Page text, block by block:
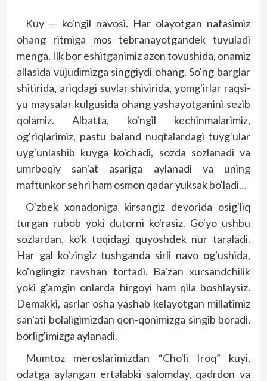
Kuy — ko'ngil navosi. Har olayotgan nafasimiz
ohang ritmiga mos tebranayotgandek tuyuladi
menga. Ilk bor eshitganimiz azon tovushida, onamiz
allasida vujudimizga singgiydi ohang. So'ng barglar
shitirida, ariqdagi suvlar shivirida, yomg'irlar raqsi-
yu maysalar kulgusida ohang yashayotganini sezib
qolamiz. Albatta, ko'ngil kechinmalarimiz,
og'riqlarimiz, past­­­u baland nuqtalardagi tuyg'ular
uyg'unlashib kuyga ko'chadi, sozda sozlanadi va
umrboqiy san'at asariga aylanadi va uning
maftunkor sehri ham osmon qadar yuksak bo'ladi…
O'zbek xonadoniga kirsangiz devorida osig'liq
turgan rubob yoki dutorni ko'rasiz. Go'yo ushbu
sozlardan, ko'k toqidagi quyoshdek nur taraladi.
Har gal ko'zingiz tushganda sirli navo og'ushida,
ko'nglingiz ravshan tortadi. Ba'zan xursandchilik
yoki g'amgin onlarda hirgoyi ham qila boshlaysiz.
Demakki, asrlar osha yashab kelayotgan millatimiz
san'ati bolaligimizdan qon-qonimizga singib boradi,
borlig'imizga aylanadi.
Mumtoz meroslarimizdan “Cho'li Iroq” kuyi,
odatga aylangan ertalabki salomday, qadrdon va